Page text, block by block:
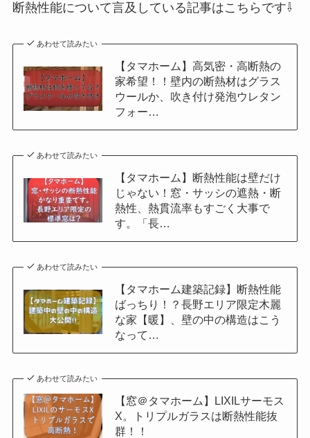
断熱性能について言及している記事はこちらです⇩
あわせて読みたい
【タマホーム】高気密・高断熱の
家希望！！壁内の断熱材はグラス
ウールか、吹き付け発泡ウレタン
フォー…
あわせて読みたい
【タマホーム】断熱性能は壁だけ
じゃない！窓・サッシの遮熱・断
熱性、熱貫流率もすごく大事で
す。「長…
あわせて読みたい
【タマホーム建築記録】断熱性能
ばっちり！？長野エリア限定木麗
な家【暖】、壁の中の構造はこう
なって…
あわせて読みたい
【窓＠タマホーム】LIXILサーモス
X。トリプルガラスは断熱性能抜
群！！